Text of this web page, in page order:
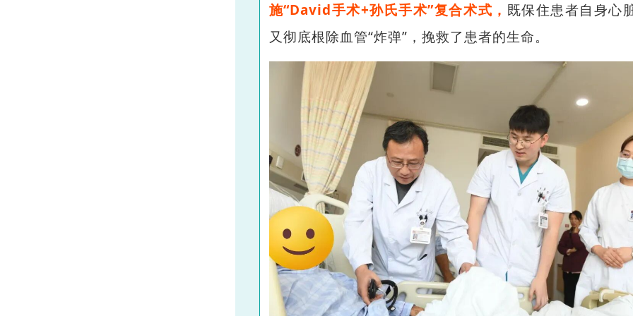
施“David手术+孙氏手术”复合术式， 既保住患者自身心
又彻底根除血管“炸弹”，挽救了患者的生命。